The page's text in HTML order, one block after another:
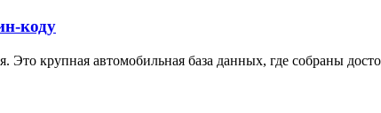
коду
крупная автомобильная база данных, где собраны